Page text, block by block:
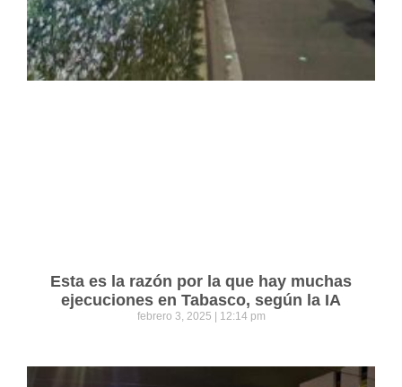
Esta es la razón por la que hay muchas
ejecuciones en Tabasco, según la IA
febrero 3, 2025 12:14 pm